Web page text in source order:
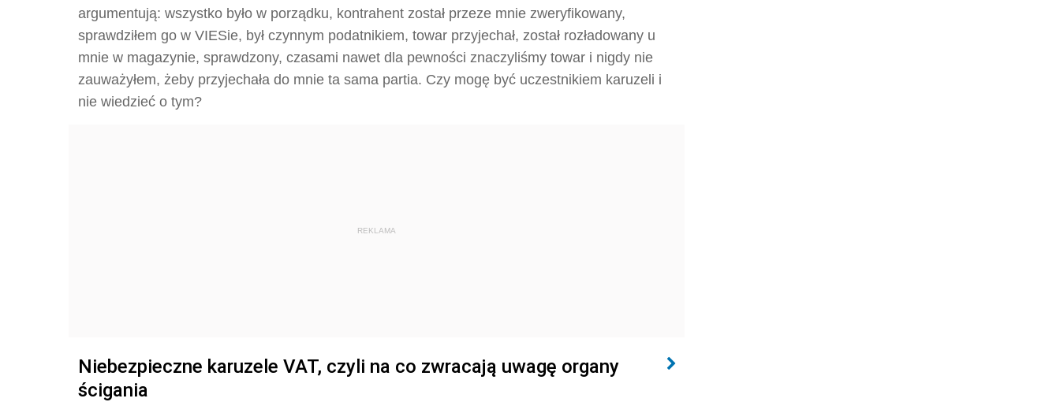
argumentują: wszystko było w porządku, kontrahent został przeze mnie zweryfikowany,
sprawdziłem go w VIESie, był czynnym podatnikiem, towar przyjechał, został rozładowany u
mnie w magazynie, sprawdzony, czasami nawet dla pewności znaczyliśmy towar i nigdy nie
zauważyłem, żeby przyjechała do mnie ta sama partia. Czy mogę być uczestnikiem karuzeli i
nie wiedzieć o tym?
REKLAMA
Niebezpieczne karuzele VAT, czyli na co zwracają uwagę organy
ścigania